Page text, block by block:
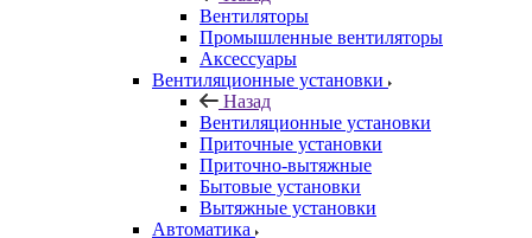
Вентиляторы
Промышленные вентиляторы
Аксессуары
Вентиляционные установки
Назад
Вентиляционные установки
Приточные установки
Приточно-вытяжные
Бытовые установки
Вытяжные установки
Автоматика